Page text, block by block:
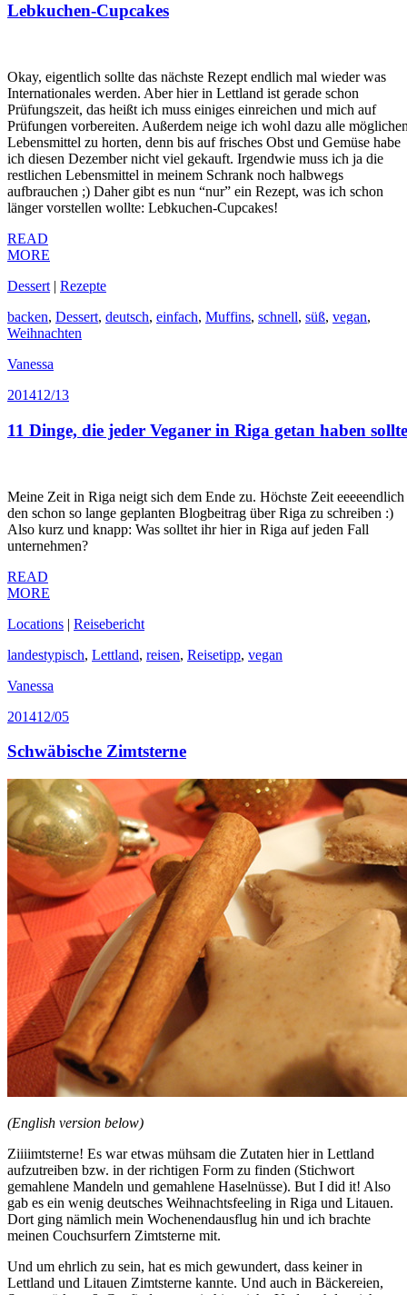
Lebkuchen-Cupcakes
Okay, eigentlich sollte das nächste Rezept endlich mal wieder was
Internationales werden. Aber hier in Lettland ist gerade schon
Prüfungszeit, das heißt ich muss einiges einreichen und mich auf
Prüfungen vorbereiten. Außerdem neige ich wohl dazu alle
Lebensmittel zu horten, denn bis auf frisches Obst und Gemüse habe
ich diesen Dezember nicht viel gekauft. Irgendwie muss ich ja die
restlichen Lebensmittel in meinem Schrank noch halbwegs
aufbrauchen ;) Daher gibt es nun “nur” ein Rezept, was ich schon
länger vorstellen wollte: Lebkuchen-Cupcakes!
READ
MORE
Dessert | Rezepte
backen, Dessert, deutsch, einfach, Muffins, schnell, süß, vegan,
Weihnachten
Vanessa
201412/13
11 Dinge, die jeder Veganer in Riga getan haben sollte
Meine Zeit in Riga neigt sich dem Ende zu. Höchste Zeit eeeeendlich
den schon so lange geplanten Blogbeitrag über Riga zu schreiben :)
Also kurz und knapp: Was solltet ihr hier in Riga auf jeden Fall
unternehmen?
READ
MORE
Locations | Reisebericht
landestypisch, Lettland, reisen, Reisetipp, vegan
Vanessa
201412/05
Schwäbische Zimtsterne
(English version below)
Ziiiimtsterne! Es war etwas mühsam die Zutaten hier in Lettland
aufzutreiben bzw. in der richtigen Form zu finden (Stichwort
gemahlene Mandeln und gemahlene Haselnüsse). But I did it! Also
gab es ein wenig deutsches Weihnachtsfeeling in Riga und Litauen.
Dort ging nämlich mein Wochenendausflug hin und ich brachte
meinen Couchsurfern Zimtsterne mit.
Und um ehrlich zu sein, hat es mich gewundert, dass keiner in
Lettland und Litauen Zimtsterne kannte. Und auch in Bäckereien,